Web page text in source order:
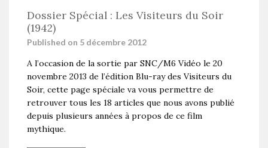
Dossier Spécial : Les Visiteurs du Soir
(1942)
Published on 5 décembre 2012
A l’occasion de la sortie par SNC/M6 Vidéo le 20
novembre 2013 de l’édition Blu-ray des Visiteurs du
Soir, cette page spéciale va vous permettre de
retrouver tous les 18 articles que nous avons publié
depuis plusieurs années à propos de ce film
mythique.